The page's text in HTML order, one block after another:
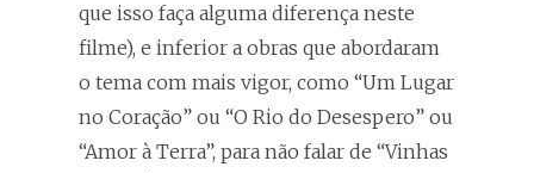
que isso faça alguma diferença neste
filme), e inferior a obras que abordaram
o tema com mais vigor, como “Um Lugar
no Coração” ou “O Rio do Desespero” ou
“Amor à Terra”, para não falar de “Vinhas